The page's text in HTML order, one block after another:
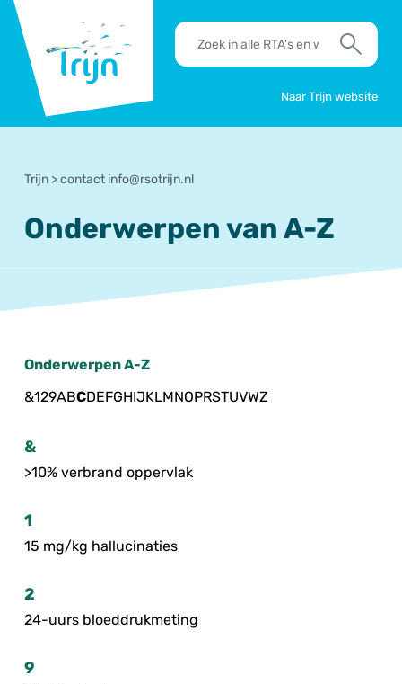
Trijn
RTA's
en
Zoek
Naar Trijn website
Trijn >contact info@rsotrijn.nl
Onderwerpen van A-Z
Onderwerpen A-Z
&129ABCDEFGHIJKLMNOPRSTUVWZ
&
>10% verbrand oppervlak
1
15 mg/kg hallucinaties
2
24-uurs bloeddrukmeting
9